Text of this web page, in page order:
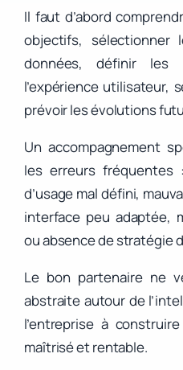
Il faut d’abord
objectifs, sélectionner
données, définir les
l’expérience utilisateur,
prévoir les évolutions
Un accompagnement
les erreurs
d’usage mal défini,
interface peu adaptée,
ou absence de stratégie
Le bon partenaire ne
abstraite autour de
l’entreprise à
maîtrisé et rentable.